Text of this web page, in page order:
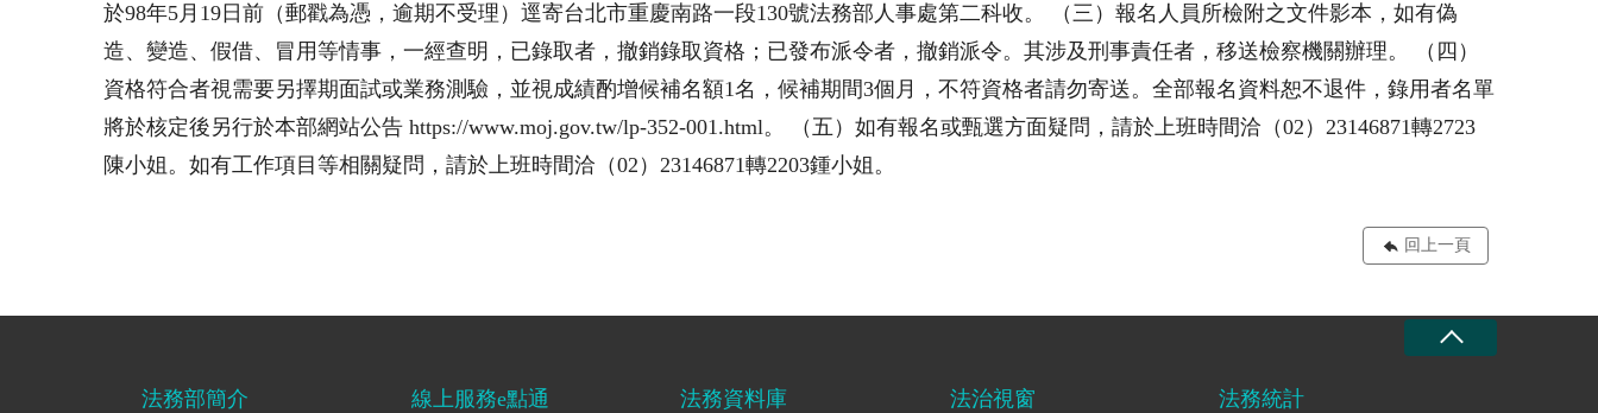
於98年5月19日前（郵戳為憑，逾期不受理）逕寄台北市重慶南路一段130號法務部人事處第二科收。 （三）報名人員所檢附之文件影本，如有偽
造、變造、假借、冒用等情事，一經查明，已錄取者，撤銷錄取資格；已發布派令者，撤銷派令。其涉及刑事責任者，移送檢察機關辦理。 （四）
資格符合者視需要另擇期面試或業務測驗，並視成績酌增候補名額1名，候補期間3個月，不符資格者請勿寄送。全部報名資料恕不退件，錄用者名單
將於核定後另行於本部網站公告 https://www.moj.gov.tw/lp-352-001.html。 （五）如有報名或甄選方面疑問，請於上班時間洽（02）23146871轉2723
陳小姐。如有工作項目等相關疑問，請於上班時間洽（02）23146871轉2203鍾小姐。
回上一頁
法務部簡介 線上服務e點通 法務資料庫 法治視窗 法務統計